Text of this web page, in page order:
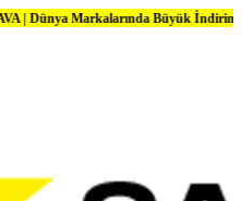
Markalarında Büyük İndirimler